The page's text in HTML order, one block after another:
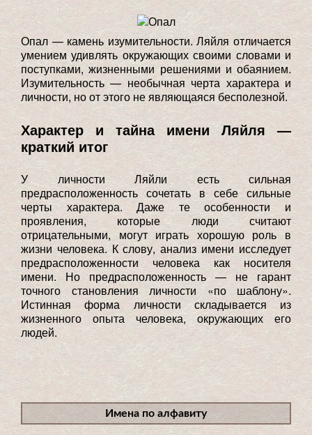
Опал — камень изумительности. Ляйля отличается
умением удивлять окружающих своими словами и
поступками, жизненными решениями и обаянием.
Изумительность — необычная черта характера и
личности, но от этого не являющаяся бесполезной.
Характер и тайна имени Ляйля —
краткий итог
У личности Ляйли есть сильная
предрасположенность сочетать в себе сильные
черты характера. Даже те особенности и
проявления, которые люди считают
отрицательными, могут играть хорошую роль в
жизни человека. К слову, анализ имени исследует
предрасположенности человека как носителя
имени. Но предрасположенность — не гарант
точного становления личности «по шаблону».
Истинная форма личности складывается из
жизненного опыта человека, окружающих его
людей.
Имена по алфавиту